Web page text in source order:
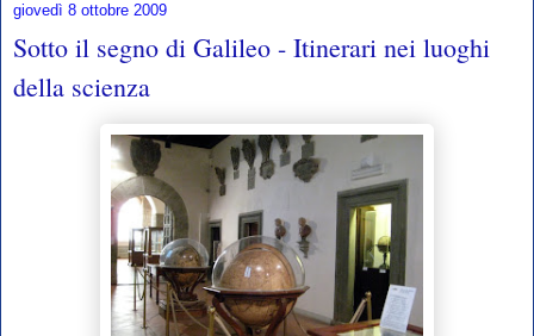
giovedì 8 ottobre 2009
Sotto il segno di Galileo - Itinerari nei luoghi
della scienza